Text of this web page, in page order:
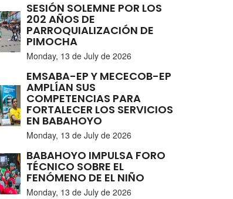
SESIÓN SOLEMNE POR LOS
202 AÑOS DE
PARROQUIALIZACIÓN DE
PIMOCHA
Monday, 13 de July de 2026
EMSABA-EP Y MECECOB-EP
AMPLÍAN SUS
COMPETENCIAS PARA
FORTALECER LOS SERVICIOS
EN BABAHOYO
Monday, 13 de July de 2026
BABAHOYO IMPULSA FORO
TÉCNICO SOBRE EL
FENÓMENO DE EL NIÑO
Monday, 13 de July de 2026